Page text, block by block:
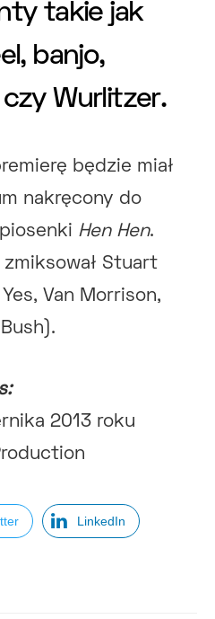
takie jak
banjo,
Wurlitzer.
będzie miał
nakręcony do
Hen Hen.
zmiksował Stuart
Van Morrison,
2013 roku
LinkedIn